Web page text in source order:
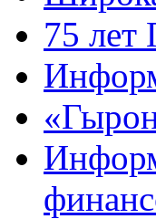
75 лет